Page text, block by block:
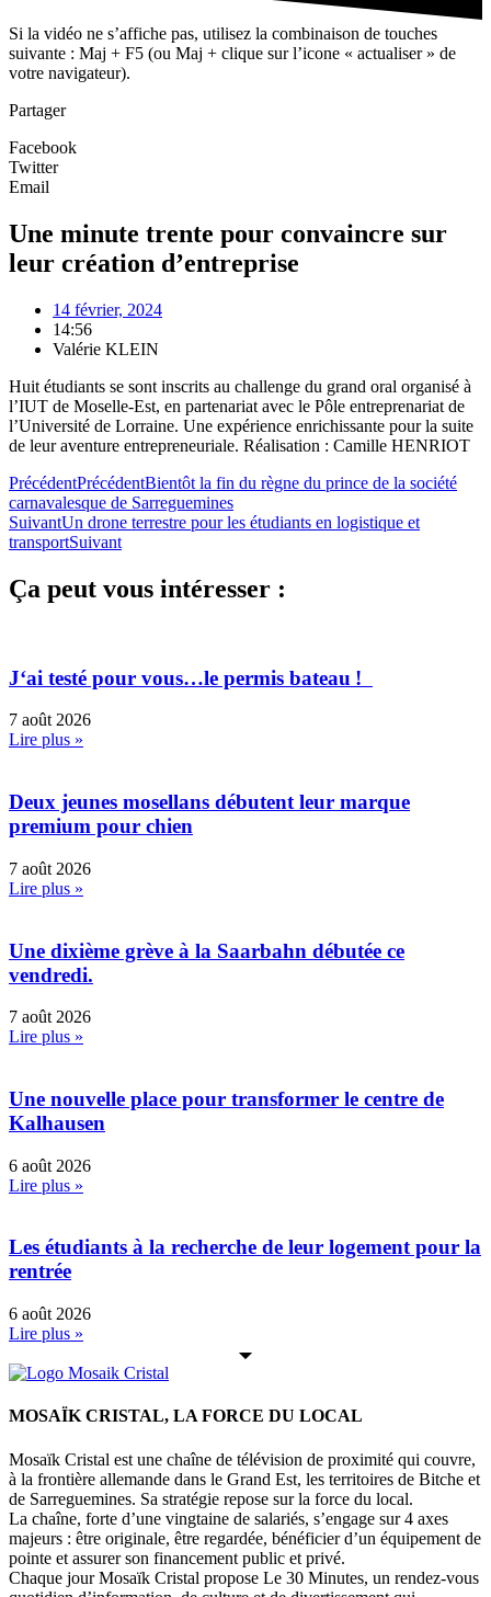
Si la vidéo ne s’affiche pas, utilisez la combinaison de touches
suivante : Maj + F5 (ou Maj + clique sur l’icone « actualiser » de
votre navigateur).
Partager
Facebook
Twitter
Email
Une minute trente pour convaincre sur
leur création d’entreprise
14 février, 2024
14:56
Valérie KLEIN
Huit étudiants se sont inscrits au challenge du grand oral organisé à
l’IUT de Moselle-Est, en partenariat avec le Pôle entreprenariat de
l’Université de Lorraine. Une expérience enrichissante pour la suite
de leur aventure entrepreneuriale. Réalisation : Camille HENRIOT
PrécédentPrécédentBientôt la fin du règne du prince de la société
carnavalesque de Sarreguemines
SuivantUn drone terrestre pour les étudiants en logistique et
transportSuivant
Ça peut vous intéresser :
J‘ai testé pour vous…le permis bateau !
7 août 2026
Lire plus »
Deux jeunes mosellans débutent leur marque
premium pour chien
7 août 2026
Lire plus »
Une dixième grève à la Saarbahn débutée ce
vendredi.
7 août 2026
Lire plus »
Une nouvelle place pour transformer le centre de
Kalhausen
6 août 2026
Lire plus »
Les étudiants à la recherche de leur logement pour la
rentrée
6 août 2026
Lire plus »
MOSAÏK CRISTAL, LA FORCE DU LOCAL
Mosaïk Cristal est une chaîne de télévision de proximité qui couvre,
à la frontière allemande dans le Grand Est, les territoires de Bitche et
de Sarreguemines. Sa stratégie repose sur la force du local.
La chaîne, forte d’une vingtaine de salariés, s’engage sur 4 axes
majeurs : être originale, être regardée, bénéficier d’un équipement de
pointe et assurer son financement public et privé.
Chaque jour Mosaïk Cristal propose Le 30 Minutes, un rendez-vous